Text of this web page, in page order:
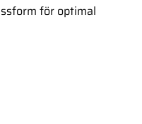
för optimal